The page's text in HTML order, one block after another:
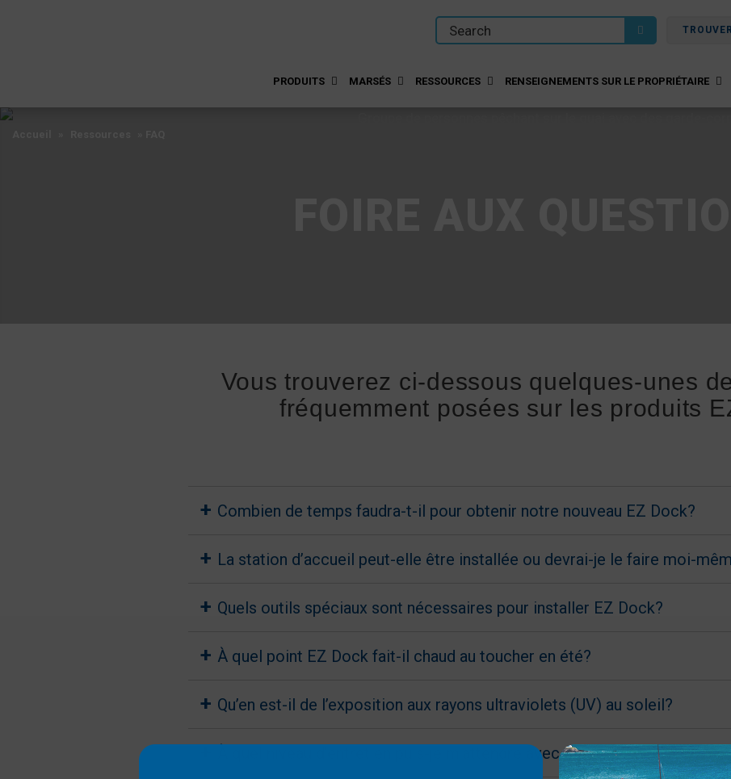
PRODUITS MARSÉS RESSOURCES RENSEIGNEMENTS SUR LE PROPRIÉTAIRE
Vous trouverez ci-dessous quelques-unes
fréquemment posées sur les produits
Combien de temps faudra-t-il pour obtenir notre nouveau EZ Dock?
La station d’accueil peut-elle être installée ou devrai-je le faire moi-
Quels outils spéciaux sont nécessaires pour installer EZ Dock?
À quel point EZ Dock fait-il chaud au toucher en été?
Qu’en est-il de l’exposition aux rayons ultraviolets (UV) au soleil?
À quel niveau d’entretien puis-je m’attendre avec mon EZ Dock?